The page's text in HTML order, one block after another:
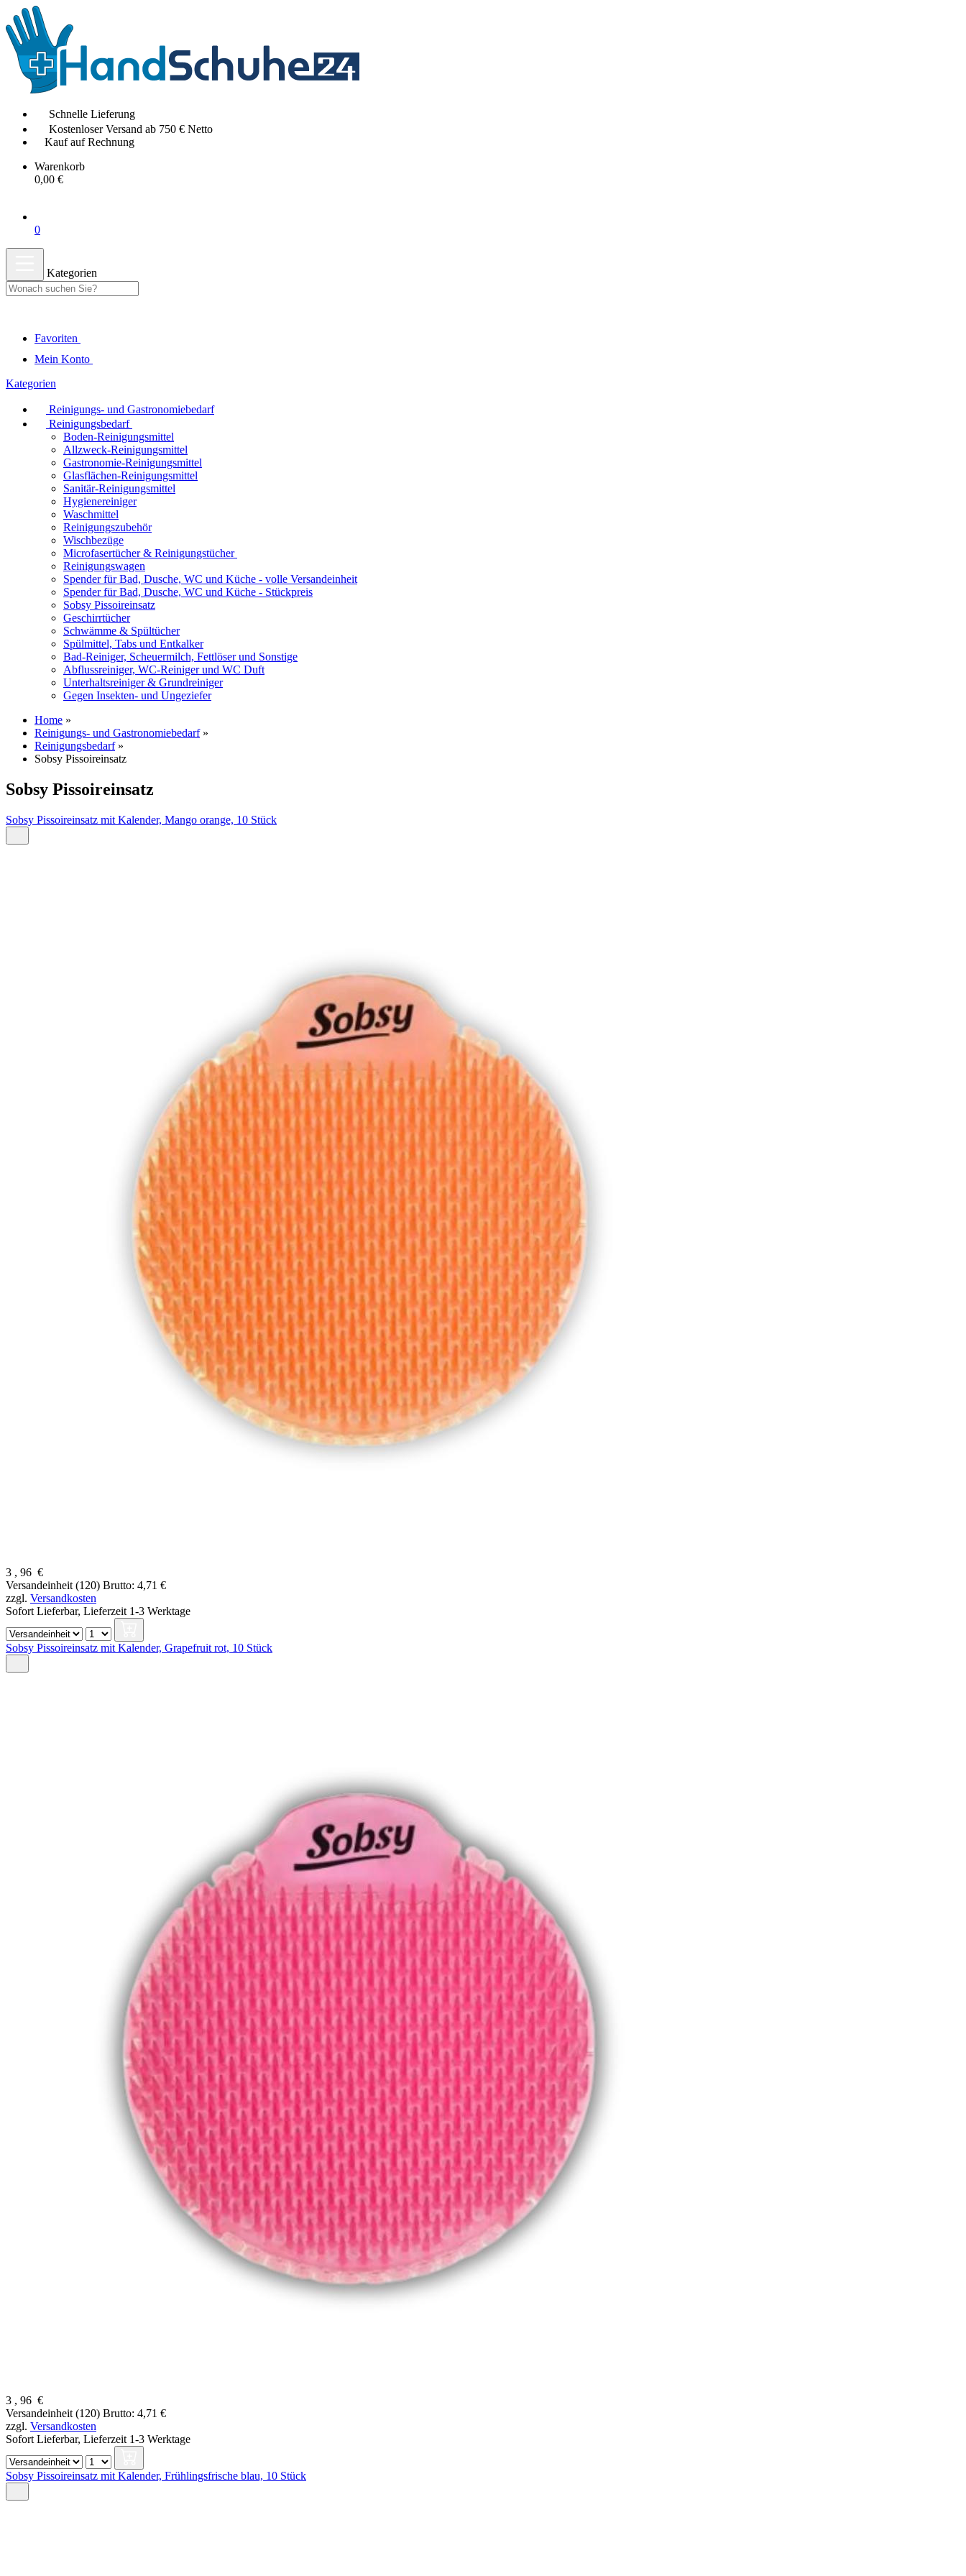
Schnelle Lieferung
Kostenloser Versand ab 750 € Netto
Kauf auf Rechnung
Warenkorb
0,00 €
0
Kategorien
Favoriten
Mein Konto
Kategorien
Reinigungs- und Gastronomiebedarf
Reinigungsbedarf
Boden-Reinigungsmittel
Allzweck-Reinigungsmittel
Gastronomie-Reinigungsmittel
Glasflächen-Reinigungsmittel
Sanitär-Reinigungsmittel
Hygienereiniger
Waschmittel
Reinigungszubehör
Wischbezüge
Microfasertücher & Reinigungstücher
Reinigungswagen
Spender für Bad, Dusche, WC und Küche - volle Versandeinheit
Spender für Bad, Dusche, WC und Küche - Stückpreis
Sobsy Pissoireinsatz
Geschirrtücher
Schwämme & Spültücher
Spülmittel, Tabs und Entkalker
Bad-Reiniger, Scheuermilch, Fettlöser und Sonstige
Abflussreiniger, WC-Reiniger und WC Duft
Unterhaltsreiniger & Grundreiniger
Gegen Insekten- und Ungeziefer
Home »
Reinigungs- und Gastronomiebedarf »
Reinigungsbedarf »
Sobsy Pissoireinsatz
Sobsy Pissoireinsatz
Sobsy Pissoireinsatz mit Kalender, Mango orange, 10 Stück
3 , 96 €
Versandeinheit (120) Brutto: 4,71 €
zzgl. Versandkosten
Sofort Lieferbar, Lieferzeit 1-3 Werktage
Sobsy Pissoireinsatz mit Kalender, Grapefruit rot, 10 Stück
3 , 96 €
Versandeinheit (120) Brutto: 4,71 €
zzgl. Versandkosten
Sofort Lieferbar, Lieferzeit 1-3 Werktage
Sobsy Pissoireinsatz mit Kalender, Frühlingsfrische blau, 10 Stück